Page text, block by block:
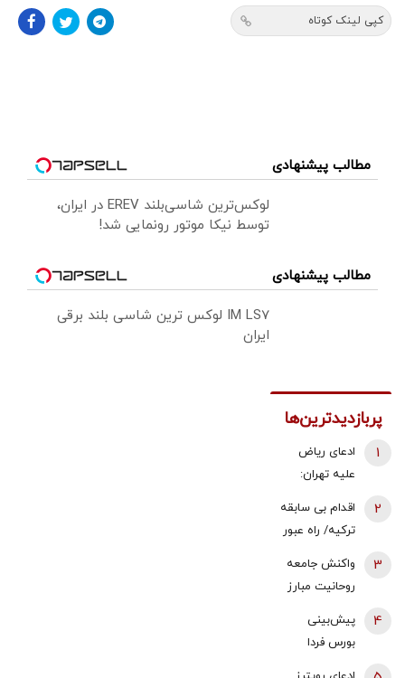
کپی لینک کوتاه
مطالب پیشنهادی
لوکس‌ترین شاسی‌بلند EREV در ایران،
توسط نیکا موتور رونمایی شد!
مطالب پیشنهادی
IM LS7 لوکس ترین شاسی بلند برقی
ایران
پربازدیدترین‌ها
ادعای ریاض
علیه تهران:
حمله به
نفتکش اماراتی
است
1
اقدام بی سابقه
ترکیه/ راه عبور
2
واکنش جامعه
روحانیت مبارز
خرازی: اظهارات
باقر خرازی نه
3
پیش‌بینی
بورس فردا
4